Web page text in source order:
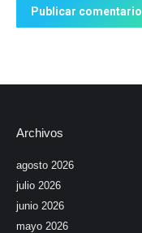
Publicar comentario
Archivos
agosto 2026
julio 2026
junio 2026
mayo 2026